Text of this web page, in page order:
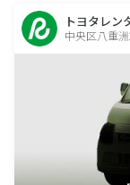
トヨタレン
中央区八重